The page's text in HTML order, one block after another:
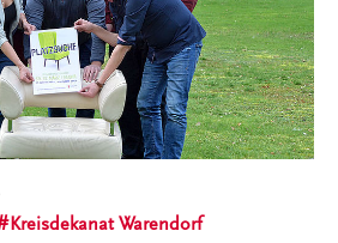
Kreisdekanat Warendorf